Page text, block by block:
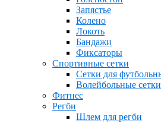
Запястье
Колено
Локоть
Бандажи
Фиксаторы
Спортивные сетки
Сетки для
Волейбольные сетки
Фитнес
Регби
Шлем для регби